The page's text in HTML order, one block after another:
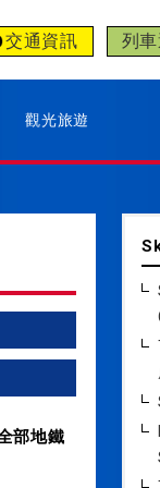
交通資訊 列
觀光旅遊
部地鐵